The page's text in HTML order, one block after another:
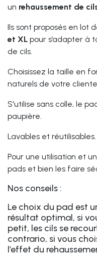
un rehaussement de
Ils sont proposés en lot
et XL pour s’adapter à
de cils.
Choisissez la taille en
naturels de votre
S'utilise sans colle, le
paupière.
Lavables et réutilisables.
Pour une utilisation et
pads et bien les faire
Nos conseils :
Le choix du pad est
résultat optimal, si
petit, les cils se
contrario, si vous
l’effet du